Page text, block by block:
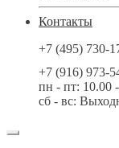
Контакты
+7 (495) 730-
+7 (916) 973-
пн - пт: 10.00
сб - вс: